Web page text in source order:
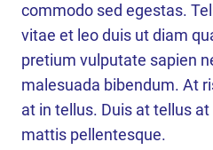
commodo sed egestas.
vitae et leo duis ut diam
pretium vulputate sapien
malesuada bibendum. At
at in tellus. Duis at tellus
mattis pellentesque.